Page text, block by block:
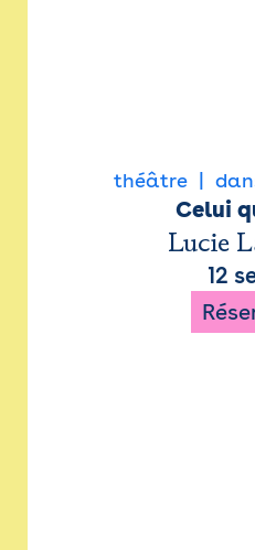
théâtre
Celui
Lucie
12